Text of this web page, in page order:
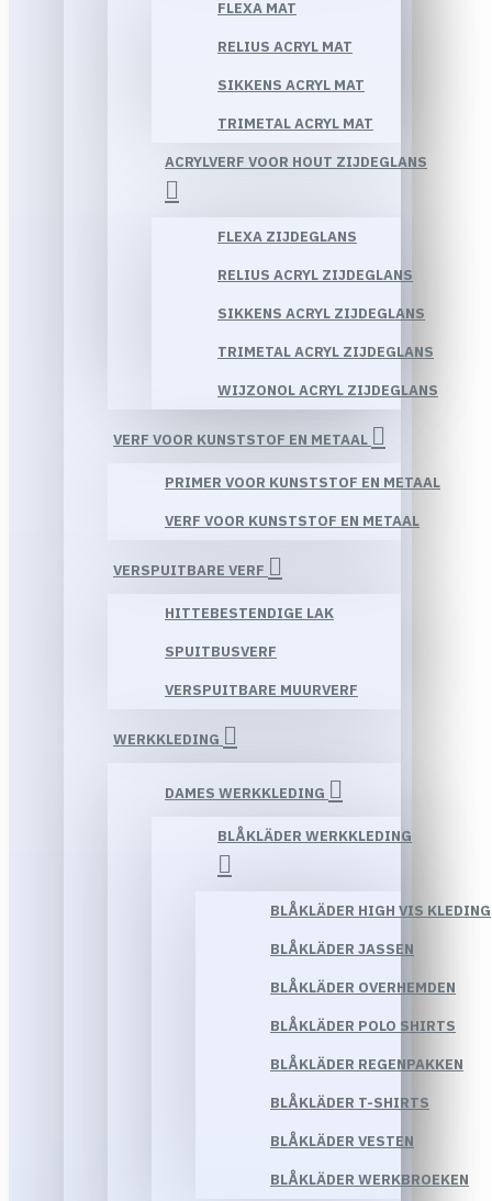
FLEXA MAT
RELIUS ACRYL MAT
SIKKENS ACRYL MAT
TRIMETAL ACRYL MAT
ACRYLVERF VOOR HOUT ZIJDEGLANS
FLEXA ZIJDEGLANS
RELIUS ACRYL ZIJDEGLANS
SIKKENS ACRYL ZIJDEGLANS
TRIMETAL ACRYL ZIJDEGLANS
WIJZONOL ACRYL ZIJDEGLANS
VERF VOOR KUNSTSTOF EN METAAL
PRIMER VOOR KUNSTSTOF EN METAAL
VERF VOOR KUNSTSTOF EN METAAL
VERSPUITBARE VERF
HITTEBESTENDIGE LAK
SPUITBUSVERF
VERSPUITBARE MUURVERF
WERKKLEDING
DAMES WERKKLEDING
BLÅKLÄDER WERKKLEDING
BLÅKLÄDER HIGH VIS KLEDING
BLÅKLÄDER JASSEN
BLÅKLÄDER OVERHEMDEN
BLÅKLÄDER POLO SHIRTS
BLÅKLÄDER REGENPAKKEN
BLÅKLÄDER T-SHIRTS
BLÅKLÄDER VESTEN
BLÅKLÄDER WERKBROEKEN